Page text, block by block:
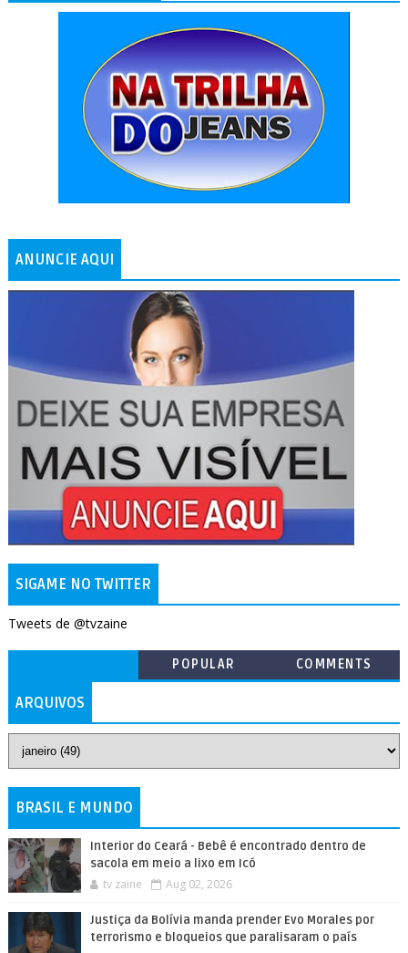
ANUNCIE AQUI
SIGAME NO TWITTER
Tweets de @tvzaine
POPULAR COMMENTS
ARQUIVOS
BRASIL E MUNDO
Interior do Ceará - Bebê é encontrado dentro de
sacola em meio a lixo em Icó
tv zaine Aug 02, 2026
Justiça da Bolívia manda prender Evo Morales por
terrorismo e bloqueios que paralisaram o país